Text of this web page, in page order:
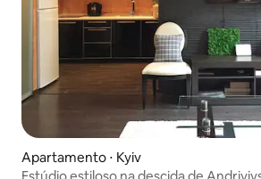
Apartamento ⋅ Kyiv